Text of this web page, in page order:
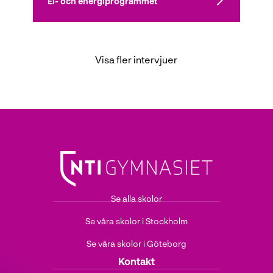
Visa fler intervjuer
Se alla skolor
Se våra skolor i Stockholm
Se våra skolor i Göteborg
Kontakt